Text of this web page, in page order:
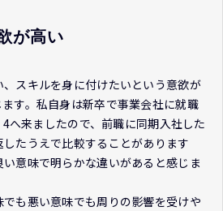
が高い
スキルを身に付けたいという意欲が
す。私自身は新卒で事業会社に就職
へ来ましたので、前職に同期入社した
たうえで比較することがあります
意味で明らかな違いがあると感じま
も悪い意味でも周りの影響を受けや